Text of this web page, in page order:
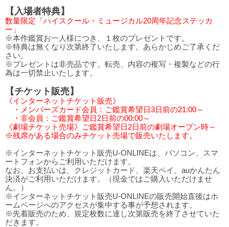
【入場者特典】
数量限定「ハイスクール・ミュージカル20周年記念ステッカ
ー」
※本作鑑賞お一人様につき、１枚のプレゼントです。
※特典は無くなり次第終了いたします。あらかじめご了承くだ
さい。
※プレゼントは非売品です。転売、内容の複写・複製などの行
為は一切禁止いたします。
【チケット販売】
《インターネットチケット販売》
・メンバーズカード会員：ご鑑賞希望日3日前の21:00～
・非会員：ご鑑賞希望日2日前の00:00～
《劇場チケット売場》ご鑑賞希望日2日前の劇場オープン時～
※残席がある場合のみチケット売場で販売いたします。
※インターネットチケット販売U-ONLINEは、パソコン、スマ
ートフォンからご利用いただけます。
なお、お支払いは、クレジットカード、楽天ペイ、auかんたん
決済がご利用いただけます。（現金ではご購入いただけませ
ん。）
※インターネットチケット販売U-ONLINEの販売開始直後はホ
ームページへのアクセスが集中する事が予想されます。
※先着販売のため、規定枚数に達し次第販売を終了させていた
だきます。